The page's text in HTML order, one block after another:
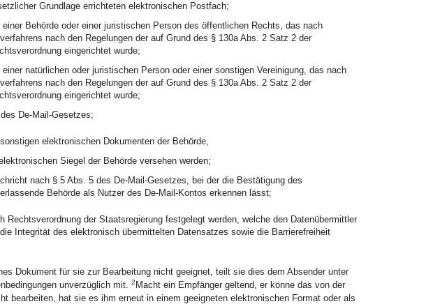
Grundlage errichteten elektronischen Postfach;
Behörde oder einer juristischen Person des öffentlichen Rechts, das nach
nach den Regelungen der auf Grund des § 130a Abs. 2 Satz 2 der
eingerichtet wurde;
natürlichen oder juristischen Person oder einer sonstigen Vereinigung, das nach
nach den Regelungen der auf Grund des § 130a Abs. 2 Satz 2 der
eingerichtet wurde;
De-Mail-Gesetzes;
elektronischen Dokumenten der Behörde,
Siegel der Behörde versehen werden;
nach § 5 Abs. 5 des De-Mail-Gesetzes, bei der die Bestätigung des
Behörde als Nutzer des De-Mail-Kontos erkennen lässt;
Rechtsverordnung der Staatsregierung festgelegt werden, welche den Datenübermittler
Integrität des elektronisch übermittelten Datensatzes sowie die Barrierefreiheit
Dokument für sie zur Bearbeitung nicht geeignet, teilt sie dies dem Absender unter
unverzüglich mit. 2 Macht ein Empfänger geltend, er könne das von der
bearbeiten, hat sie es ihm erneut in einem geeigneten elektronischen Format oder als